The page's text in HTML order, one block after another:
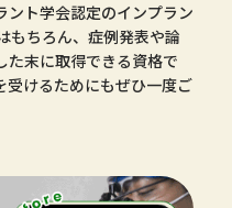
ント学会認定のインプラン
もちろん、症例発表や論
た末に取得できる資格で
受けるためにもぜひ一度ご